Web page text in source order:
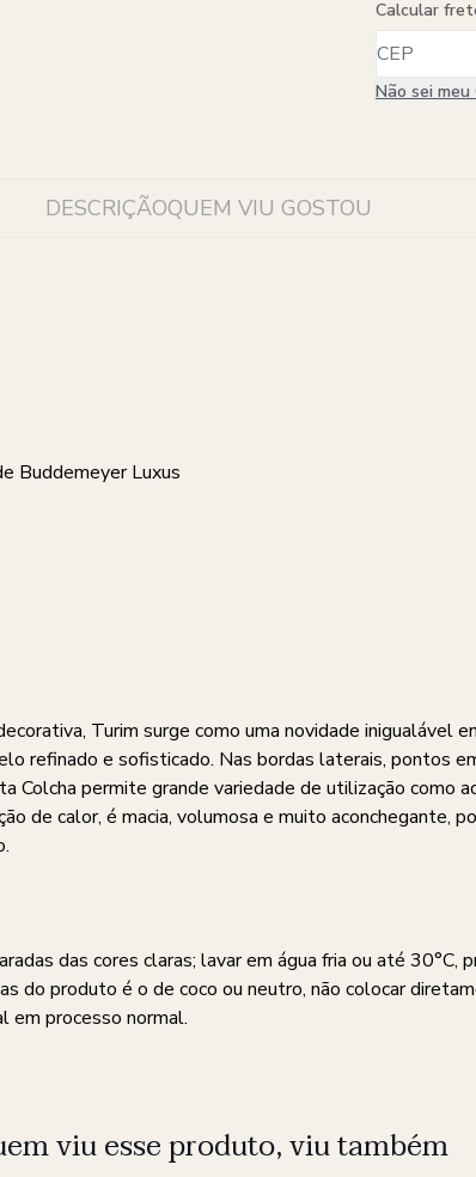
Calcular
Não sei meu
DESCRIÇÃOQUEM VIU GOSTOU
Buddemeyer Luxus
Turim surge como uma novidade inigualável
refinado e sofisticado. Nas bordas laterais, pontos
Colcha permite grande variedade de utilização como
de calor, é macia, volumosa e muito aconchegante,
das cores claras; lavar em água fria ou até
do produto é o de coco ou neutro, não colocar
em processo normal.
viu esse produto, viu também